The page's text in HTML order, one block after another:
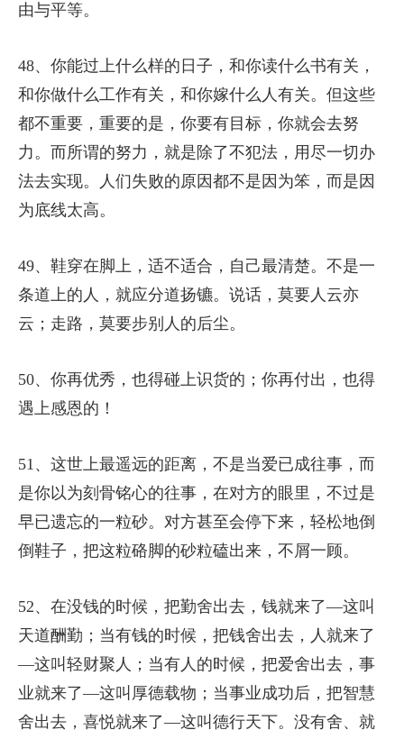
由与平等。
48、你能过上什么样的日子，和你读什么书有关，
和你做什么工作有关，和你嫁什么人有关。但这些
都不重要，重要的是，你要有目标，你就会去努
力。而所谓的努力，就是除了不犯法，用尽一切办
法去实现。人们失败的原因都不是因为笨，而是因
为底线太高。
49、鞋穿在脚上，适不适合，自己最清楚。不是一
条道上的人，就应分道扬镳。说话，莫要人云亦
云；走路，莫要步别人的后尘。
50、你再优秀，也得碰上识货的；你再付出，也得
遇上感恩的！
51、这世上最遥远的距离，不是当爱已成往事，而
是你以为刻骨铭心的往事，在对方的眼里，不过是
早已遗忘的一粒砂。对方甚至会停下来，轻松地倒
倒鞋子，把这粒硌脚的砂粒磕出来，不屑一顾。
52、在没钱的时候，把勤舍出去，钱就来了—这叫
天道酬勤；当有钱的时候，把钱舍出去，人就来了
—这叫轻财聚人；当有人的时候，把爱舍出去，事
业就来了—这叫厚德载物；当事业成功后，把智慧
舍出去，喜悦就来了—这叫德行天下。没有舍、就